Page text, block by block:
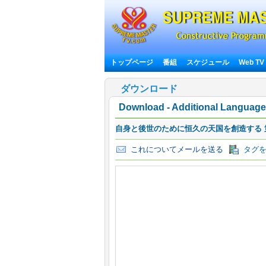
トップページ 番組 スケジュール Web TV
ダウンロード
Download - Additional
自身と後世のために恒久の天国を創造す
これについてメールを送る タグを